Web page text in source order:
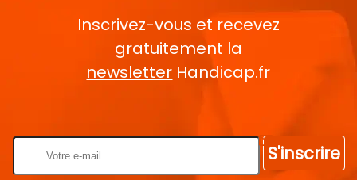
Inscrivez-vous et recevez
gratuitement la
newsletter Handicap.fr
S'inscrire